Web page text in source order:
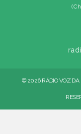
© 2026 RÁDIO VOZ DA